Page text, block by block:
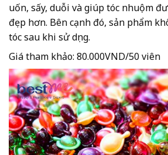
uốn, sấy, duỗi và giúp tóc nhuộm
đẹp hơn. Bên cạnh đó, sản phẩm
tóc sau khi sử dụng.
Giá tham khảo: 80.000VND/50 viên